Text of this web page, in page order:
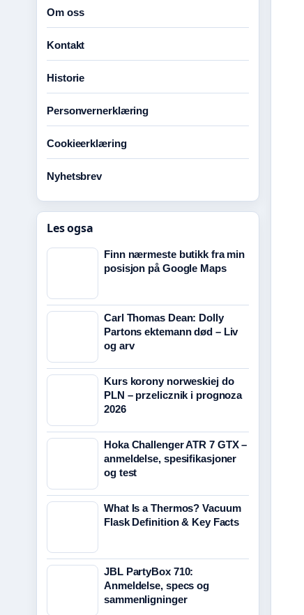
Om oss
Kontakt
Historie
Personvernerklæring
Cookieerklæring
Nyhetsbrev
Les ogsa
Finn nærmeste butikk fra min
posisjon på Google Maps
Carl Thomas Dean: Dolly
Partons ektemann død – Liv
og arv
Kurs korony norweskiej do
PLN – przelicznik i prognoza
2026
Hoka Challenger ATR 7 GTX –
anmeldelse, spesifikasjoner
og test
What Is a Thermos? Vacuum
Flask Definition & Key Facts
JBL PartyBox 710:
Anmeldelse, specs og
sammenligninger